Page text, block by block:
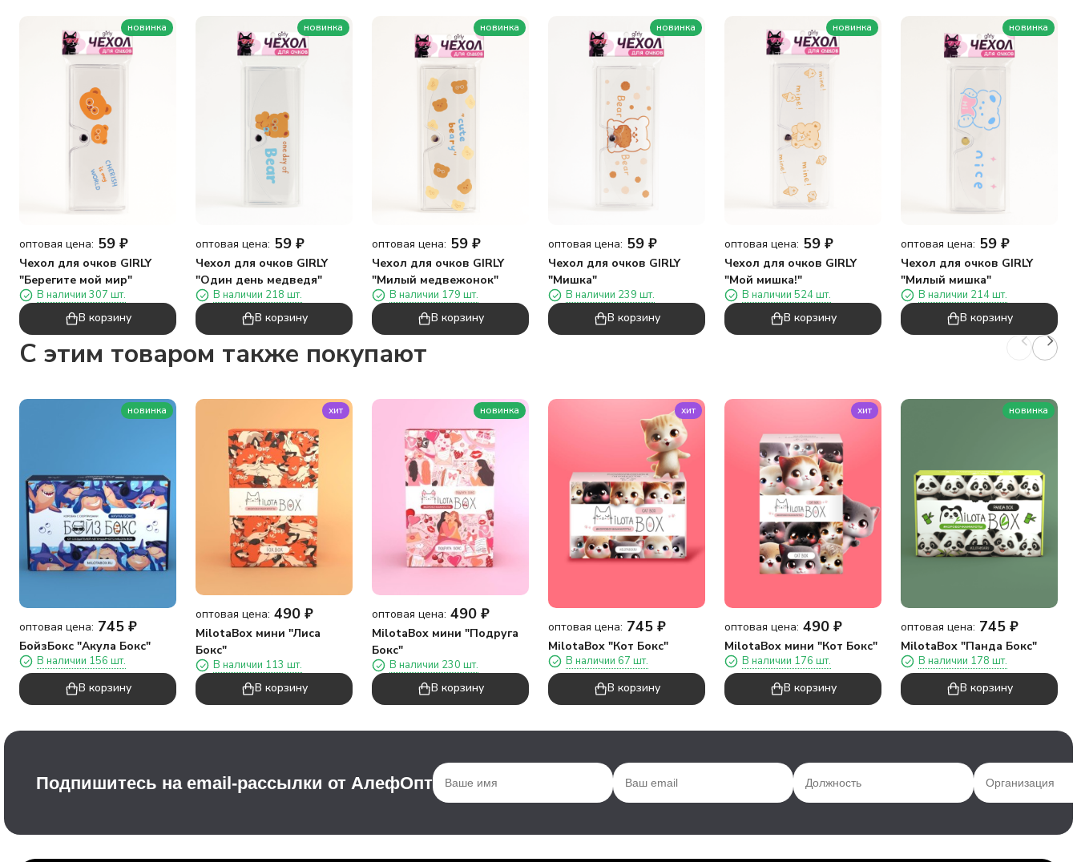
новинка
оптовая цена: 59 ₽
Чехол для очков GIRLY
"Берегите мой мир"
В наличии 307 шт.
В корзину
новинка
оптовая цена: 59 ₽
Чехол для очков GIRLY
"Один день медведя"
В наличии 218 шт.
В корзину
новинка
оптовая цена: 59 ₽
Чехол для очков GIRLY
"Милый медвежонок"
В наличии 179 шт.
В корзину
новинка
оптовая цена: 59 ₽
Чехол для очков GIRLY
"Мишка"
В наличии 239 шт.
В корзину
новинка
оптовая цена: 59 ₽
Чехол для очков GIRLY
"Мой мишка!"
В наличии 524 шт.
В корзину
новинка
оптовая цена: 59 ₽
Чехол для очков GIRLY
"Милый мишка"
В наличии 214 шт.
В корзину
C этим товаром также покупают
новинка
оптовая цена: 745 ₽
БойзБокс "Акула Бокс"
В наличии 156 шт.
В корзину
хит
оптовая цена: 490 ₽
MilotaBox мини "Лиса
Бокс"
В наличии 113 шт.
В корзину
новинка
оптовая цена: 490 ₽
MilotaBox мини "Подруга
Бокс"
В наличии 230 шт.
В корзину
хит
оптовая цена: 745 ₽
MilotaBox "Кот Бокс"
В наличии 67 шт.
В корзину
хит
оптовая цена: 490 ₽
MilotaBox мини "Кот Бокс"
В наличии 176 шт.
В корзину
новинка
оптовая цена: 745 ₽
MilotaBox "Панда Бокс"
В наличии 178 шт.
В корзину
Подпишитесь на email-рассылки от АлефОпт